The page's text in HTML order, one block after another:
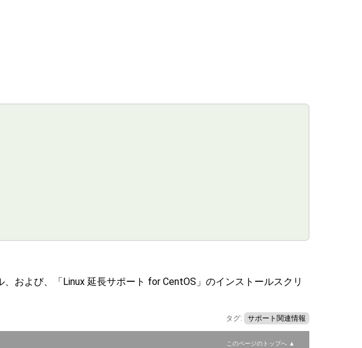
および、「Linux 延長サポート for CentOS」のインストールスクリ
タグ: サポート関連情報
このページのトップへ